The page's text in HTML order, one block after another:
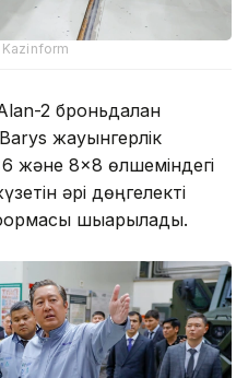
2 броньдалған
жауынгерлік
және 8×8 өлшеміндегі
әрі дөңгелекті
шығарылады.